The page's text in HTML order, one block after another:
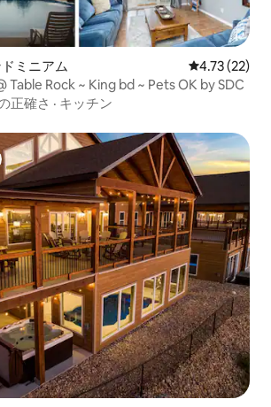
ミニアム レビュー22
4.73 (22)
Table Rock ~ King bd ~ Pets OK by SDC
正確さ · キッチン